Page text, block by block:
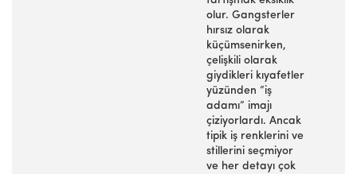
olur. Gangsterler
hırsız olarak
küçümsenirken,
çelişkili olarak
giydikleri kıyafetler
yüzünden “iş
adamı” imajı
çiziyorlardı. Ancak
tipik iş renklerini ve
stillerini seçmiyor
ve her detayı çok